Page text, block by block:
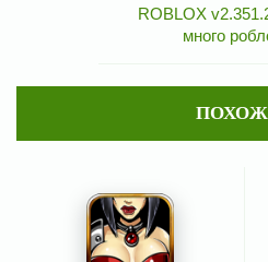
ROBLOX
много